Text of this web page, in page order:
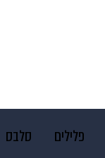
פלילים סלבס